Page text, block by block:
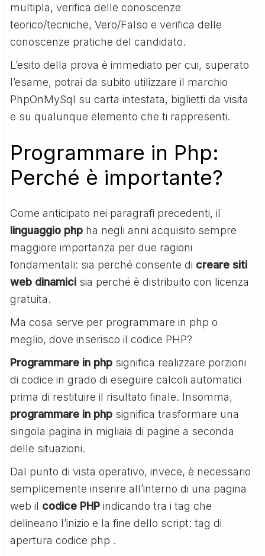
multipla, verifica delle conoscenze
teorico/tecniche, Vero/Falso e verifica delle
conoscenze pratiche del candidato.
L’esito della prova è immediato per cui, superato
l’esame, potrai da subito utilizzare il marchio
PhpOnMySql su carta intestata, biglietti da visita
e su qualunque elemento che ti rappresenti.
Programmare in Php:
Perché è importante?
Come anticipato nei paragrafi precedenti, il
linguaggio php ha negli anni acquisito sempre
maggiore importanza per due ragioni
fondamentali: sia perché consente di creare siti
web dinamici sia perché è distribuito con licenza
gratuita.
Ma cosa serve per programmare in php o
meglio, dove inserisco il codice PHP?
Programmare in php significa realizzare porzioni
di codice in grado di eseguire calcoli automatici
prima di restituire il risultato finale. Insomma,
programmare in php significa trasformare una
singola pagina in migliaia di pagine a seconda
delle situazioni.
Dal punto di vista operativo, invece, è necessario
semplicemente inserire all’interno di una pagina
web il codice PHP indicando tra i tag che
delineano l’inizio e la fine dello script: tag di
apertura codice php .